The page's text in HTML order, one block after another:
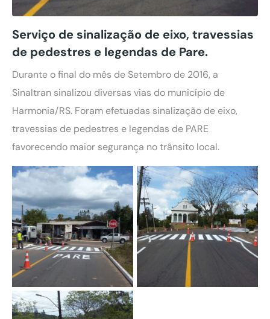
Serviço de sinalização de eixo, travessias
de pedestres e legendas de Pare.
Durante o final do mês de Setembro de 2016, a
Sinaltran sinalizou diversas vias do município de
Harmonia/RS. Foram efetuadas sinalização de eixo,
travessias de pedestres e legendas de PARE
favorecendo maior segurança no trânsito local.